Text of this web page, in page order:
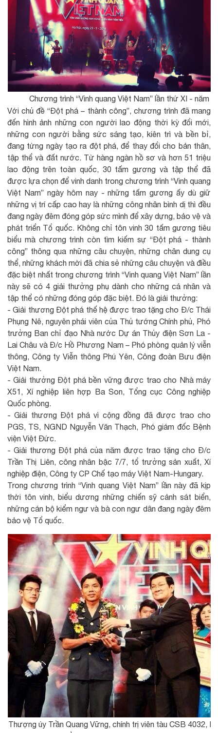
Chương trình “Vinh quang Việt Nam” lần thứ XI - năm
Với chủ đề “Đột phá – thành công”, chương trình đã mang
đến hình ảnh những con người lao động thời kỳ đổi mới,
những con người bằng sức sáng tạo, kiên trì và bền bỉ,
đang từng ngày tạo ra đột phá, để thay đổi cho bản thân,
tập thể và đất nước. Từ hàng ngàn hồ sơ và hơn 51 triệu
lao động trên toàn quốc, 30 tấm gương và tập thể đã
được lựa chọn để vinh danh trong chương trình “Vinh quang
Việt Nam” ngày hôm nay - những tấm gương ấy dù giữ
những vị trí cấp cao hay là những công nhân bình dị thì đều
đang ngày đêm đóng góp sức mình để xây dựng, bảo vệ và
phát triển Tổ quốc. Không chỉ tôn vinh 30 tấm gương tiêu
biểu mà chương trình còn tìm kiếm sự “Đột phá - thành
công” thông qua những câu chuyện, những chân dung cụ
thể, những khách mời đã chia sẻ những câu chuyện và điều
đặc biệt nhất trong chương trình “Vinh quang Việt Nam” lần
này sẽ có 4 giải thưởng phụ dành cho những cá nhân và
tập thể có những đóng góp đặc biệt. Đó là giải thưởng:
- Giải thương Đột phá thế hệ được trao tặng cho Đ/c Thái
Phụng Nê, nguyên phái viên của Thủ tướng Chính phủ, Phó
trưởng Ban chỉ đạo Nhà nước Dự án Thủy điện Sơn La -
Lai Châu và Đ/c Hồ Phương Nam – Phó phòng quản lý viễn
thông, Công ty Viễn thông Phú Yên, Công đoàn Bưu điện
Việt Nam.
- Giải thưởng Đột phá bền vững được trao cho Nhà máy
X51, Xí nghiệp liên hợp Ba Son, Tổng cục Công nghiệp
Quốc phòng.
- Giải thương Đột phá vì cộng đồng đã được trao cho
PGS, TS, NGND Nguyễn Văn Thạch, Phó giám đốc Bệnh
viện Việt Đức.
- Giải thương Đột phá của năm được trao tặng cho Đ/c
Trần Thị Liên, công nhân bậc 7/7, tổ trưởng sản xuất, Xí
nghiệp điện, Công ty CP Chế tạo máy Việt Nam-Hungary.
Trong chương trình “Vinh quang Việt Nam” lần này đã kịp
thời tôn vinh, biểu dương những chiến sỹ cảnh sát biển,
những cán bộ kiểm ngư và bà con ngư dân đang ngày đêm
bảo vệ Tổ quốc.
Thượng úy Trần Quang Vững, chính trị viên tàu CSB 4032,